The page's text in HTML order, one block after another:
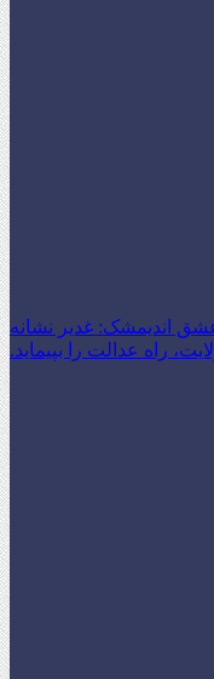
اندیمشک: غدیر نشانه
راه عدالت را بپیماید.